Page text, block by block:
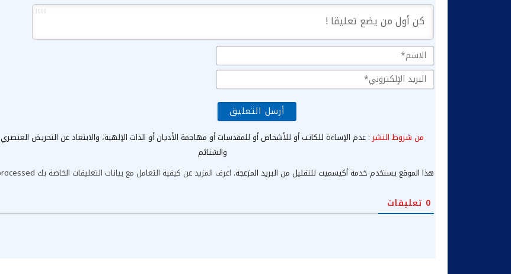
1000
الإلكتروني*
من شروط النشر : عدم الإساءة للكاتب أو للأشخاص أو للمقدسات أو مهاجمة الأديان أو الذات الإلهية، والابتعاد عن التحريض العنصري
والشتائم
هذا الموقع يستخدم خدمة أكيسميت للتقليل من البريد المزعجة. اعرف المزيد عن كيفية التعامل مع بيانات التعليقات الخاصة بك processed
0 تعليقات